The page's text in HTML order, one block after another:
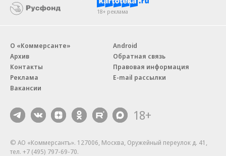
18+ реклама
О «Коммерсанте»
Архив
Контакты
Реклама
Вакансии
Android
Обратная связь
Правовая информация
E-mail рассылки
18+
© АО «Коммерсантъ». 127006, Москва, Оружейный переулок д. 41,
тел. +7 (495) 797-69-70.